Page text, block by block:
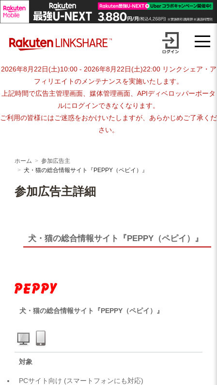
advertiser-html
2026年8月22日(土)10:00 - 2026年8月22日(土)22:00 リンクシェア・ア
フィリエイトのメンテナンスを実施いたします。
上記時間で広告主管理画面、媒体管理画面、APIディベロッパーポータ
ルにログインできなくなります。
ご利用の皆様にはご迷惑をおかけいたしますが、あらかじめご了承くだ
さい。
ホーム
参加広告主
犬・猫の総合情報サイト『PEPPY（ペピイ）』
参加広告主詳細
犬・猫の総合情報サイト『PEPPY（ペピイ）』
犬・猫の総合情報サイト『PEPPY（ペピイ）』
対象
PCサイト向け (スマートフォンにも対応)